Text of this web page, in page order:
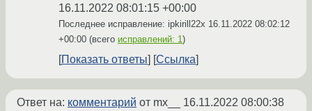
16.11.2022 08:01:15 +00:00
Последнее исправление: ipkirill22x 16.11.2022 08:02:12
+00:00 (всего исправлений: 1)
Показать ответы Ссылка
Ответ на: комментарий от mx__ 16.11.2022 08:00:38